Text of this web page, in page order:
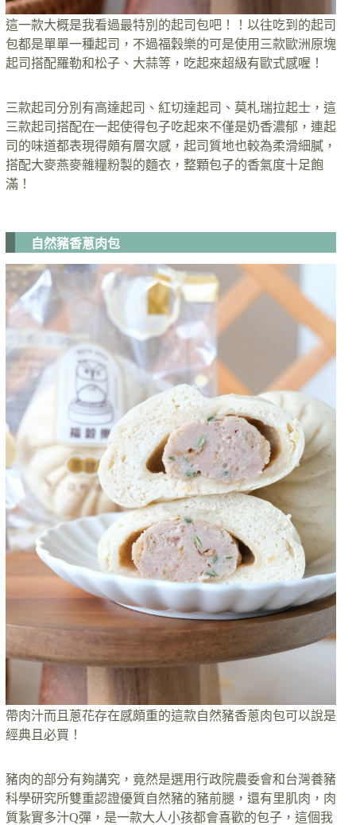
這一款大概是我看過最特別的起司包吧！！以往吃到的起司
包都是單單一種起司，不過福穀樂的可是使用三款歐洲原塊
起司搭配羅勒和松子、大蒜等，吃起來超級有歐式感喔！
三款起司分別有高達起司、紅切達起司、莫札瑞拉起士，這
三款起司搭配在一起使得包子吃起來不僅是奶香濃郁，連起
司的味道都表現得頗有層次感，起司質地也較為柔滑細膩，
搭配大麥燕麥雜糧粉製的麵衣，整顆包子的香氣度十足飽
滿！
自然豬香蔥肉包
帶肉汁而且蔥花存在感頗重的這款自然豬香蔥肉包可以說是
經典且必買！
豬肉的部分有夠講究，竟然是選用行政院農委會和台灣養豬
科學研究所雙重認證優質自然豬的豬前腿，還有里肌肉，肉
質紥實多汁Q彈，是一款大人小孩都會喜歡的包子，這個我